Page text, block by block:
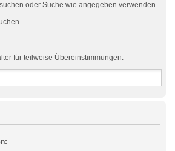
oder Suche wie angegeben verwenden
für teilweise Übereinstimmungen.